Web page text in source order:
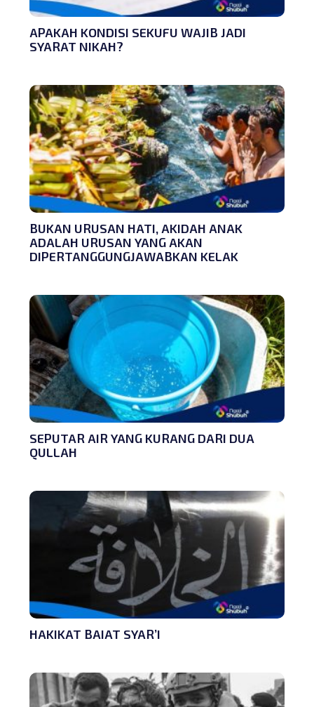
APAKAH KONDISI SEKUFU WAJIB JADI
SYARAT NIKAH?
BUKAN URUSAN HATI, AKIDAH ANAK
ADALAH URUSAN YANG AKAN
DIPERTANGGUNGJAWABKAN KELAK
SEPUTAR AIR YANG KURANG DARI DUA
QULLAH
HAKIKAT BAIAT SYAR’I